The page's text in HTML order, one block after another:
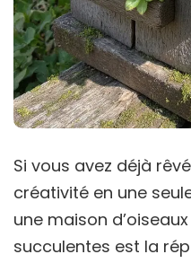
Si vous avez déjà
créativité en une
une maison
succulentes est la